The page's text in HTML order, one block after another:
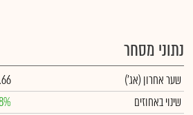
נתוני מסחר
שער אחרון (אג')
שינוי באחוזים